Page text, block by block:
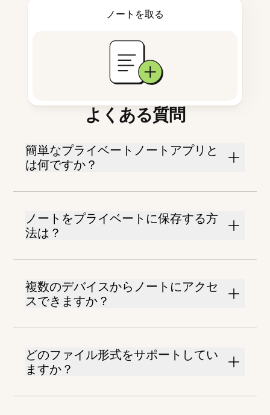
ノートを取る
よくある質問
簡単なプライベートノートアプリと
は何ですか？
ノートをプライベートに保存する方
法は？
複数のデバイスからノートにアクセ
スできますか？
どのファイル形式をサポートしてい
ますか？